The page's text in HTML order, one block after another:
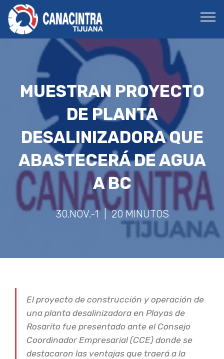
MUESTRAN PROYECTO
DE PLANTA
DESALINIZADORA QUE
ABASTECERÁ DE AGUA
A BC
30.NOV.-1 | 20 MINUTOS
El proyecto de construcción y operación de
una planta desalinizadora en Playas de
Rosarito fue presentado ante el Consejo
Coordinador Empresarial (CCE) donde se
destacaron las ventajas que traerá a la